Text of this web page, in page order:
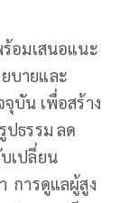
อมเสนอแนะ
บายและ
บัน เพื่อสร้าง
ปธรรม ลด
เปลี่ยน
การดูแลผู้สูง